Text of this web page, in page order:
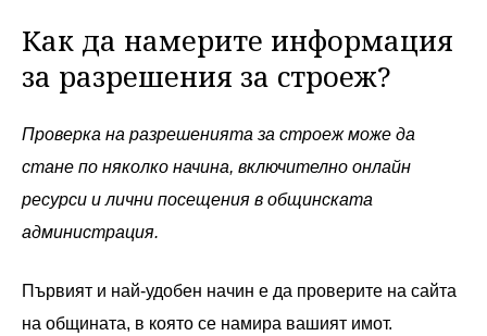
Как да намерите информация
за разрешения за строеж?
Проверка на разрешенията за строеж може да
стане по няколко начина, включително онлайн
ресурси и лични посещения в общинската
администрация.
Първият и най-удобен начин е да проверите на сайта
на общината, в която се намира вашият имот.